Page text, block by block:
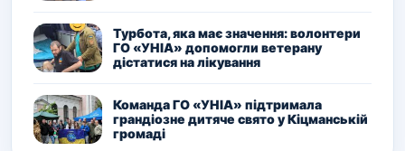
Турбота, яка має значення: волонтери
ГО «УНІА» допомогли ветерану
дістатися на лікування
Команда ГО «УНІА» підтримала
грандіозне дитяче свято у Кіцманській
громаді